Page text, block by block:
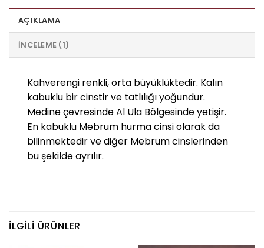
AÇIKLAMA
İNCELEME (1)
Kahverengi renkli, orta büyüklüktedir. Kalın
kabuklu bir cinstir ve tatlılığı yoğundur.
Medine çevresinde Al Ula Bölgesinde yetişir.
En kabuklu Mebrum hurma cinsi olarak da
bilinmektedir ve diğer Mebrum cinslerinden
bu şekilde ayrılır.
İLGILI ÜRÜNLER